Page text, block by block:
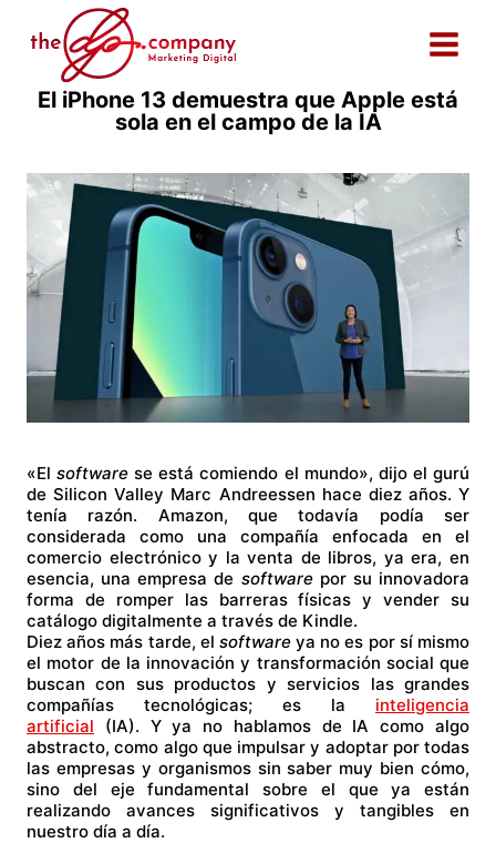
contenido
El iPhone 13 demuestra que Apple está
sola en el campo de la IA
«Elsoftware se está comiendo el mundo», dijo el gurú
de Silicon Valley Marc Andreessen hace diez años. Y
tenía razón. Amazon, que todavía podía ser
considerada como una compañía enfocada en el
comercio electrónico y la venta de libros, ya era, en
esencia, una empresa de softwarepor su innovadora
forma de romper las barreras físicas y vender su
catálogo digitalmente a través de Kindle.
Diez años más tarde, el softwareya no es por sí mismo
el motor de la innovación y transformación social que
buscan con sus productos y servicios las grandes
compañías tecnológicas; es la inteligencia
artificial (IA). Y ya no hablamos de IA como algo
abstracto, como algo que impulsar y adoptar por todas
las empresas y organismos sin saber muy bien cómo,
sino del eje fundamental sobre el que ya están
realizando avances significativos y tangibles en
nuestro día a día.